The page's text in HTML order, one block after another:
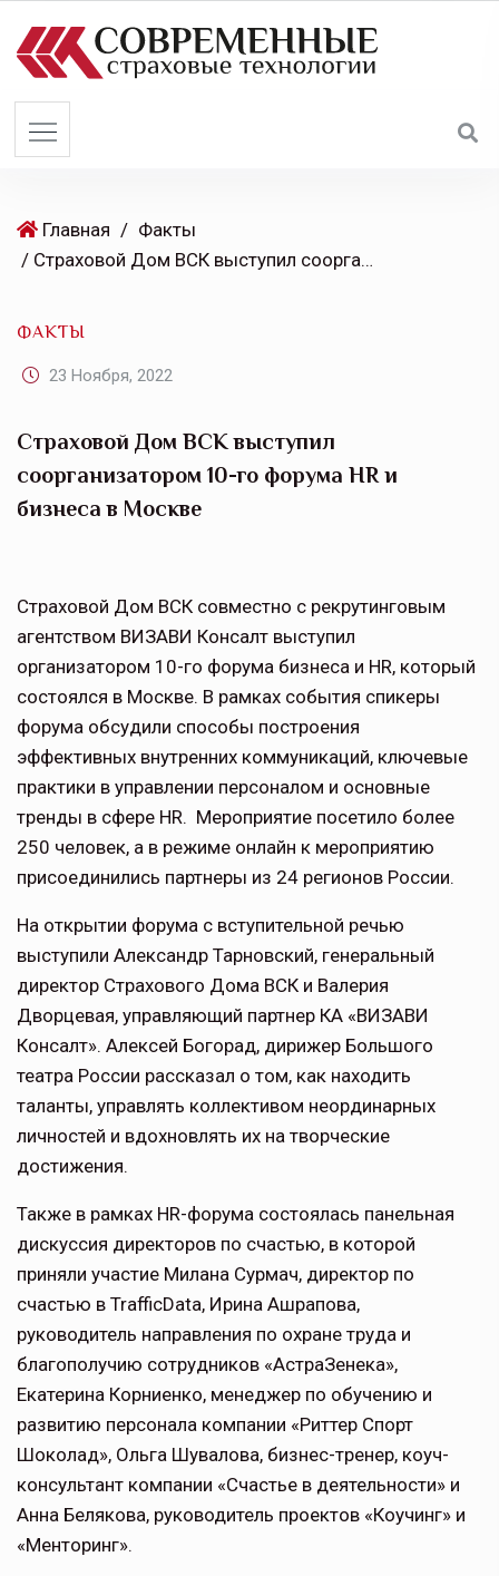
Главная / Факты
/ Страховой Дом ВСК выступил соорганизатором 10-го форума HR и бизнеса в Москве
ФАКТЫ
23 Ноября, 2022
Страховой Дом ВСК выступил
соорганизатором 10-го форума HR и
бизнеса в Москве
Страховой Дом ВСК совместно с рекрутинговым
агентством ВИЗАВИ Консалт выступил
организатором 10-го форума бизнеса и HR, который
состоялся в Москве. В рамках события спикеры
форума обсудили способы построения
эффективных внутренних коммуникаций, ключевые
практики в управлении персоналом и основные
тренды в сфере HR. Мероприятие посетило более
250 человек, а в режиме онлайн к мероприятию
присоединились партнеры из 24 регионов России.
На открытии форума с вступительной речью
выступили Александр Тарновский, генеральный
директор Страхового Дома ВСК и Валерия
Дворцевая, управляющий партнер КА «ВИЗАВИ
Консалт». Алексей Богорад, дирижер Большого
театра России рассказал о том, как находить
таланты, управлять коллективом неординарных
личностей и вдохновлять их на творческие
достижения.
Также в рамках HR-форума состоялась панельная
дискуссия директоров по счастью, в которой
приняли участие Милана Сурмач, директор по
счастью в TrafficData, Ирина Ашрапова,
руководитель направления по охране труда и
благополучию сотрудников «АстраЗенека»,
Екатерина Корниенко, менеджер по обучению и
развитию персонала компании «Риттер Спорт
Шоколад», Ольга Шувалова, бизнес-тренер, коуч-
консультант компании «Счастье в деятельности» и
Анна Белякова, руководитель проектов «Коучинг» и
«Менторинг».